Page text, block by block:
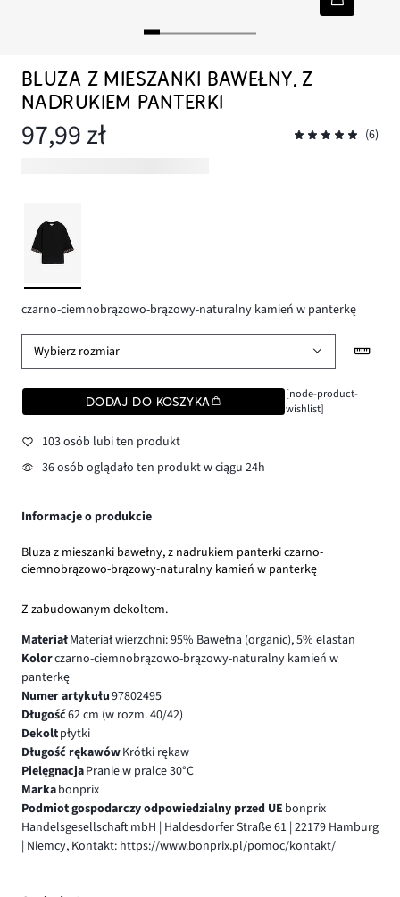
BLUZA Z MIESZANKI BAWEŁNY, Z
NADRUKIEM PANTERKI
97,99 zł (6)
czarno-ciemnobrązowo-brązowy-naturalny kamień w panterkę
Wybierz rozmiar
DODAJ DO KOSZYKA
[node-product-
wishlist]
103 osób lubi ten produkt
36 osób oglądało ten produkt w ciągu 24h
Informacje o produkcie
Bluza z mieszanki bawełny, z nadrukiem panterki czarno-
ciemnobrązowo-brązowy-naturalny kamień w panterkę
Z zabudowanym dekoltem.
MateriałMateriał wierzchni: 95% Bawełna (organic), 5% elastan
Kolorczarno-ciemnobrązowo-brązowy-naturalny kamień w
panterkę
Numer artykułu97802495
Długość62 cm (w rozm. 40/42)
Dekoltpłytki
Długość rękawówKrótki rękaw
PielęgnacjaPranie w pralce 30°C
Markabonprix
Podmiot gospodarczy odpowiedzialny przed UE bonprix
Handelsgesellschaft mbH | Haldesdorfer Straße 61 | 22179 Hamburg
| Niemcy, Kontakt: https://www.bonprix.pl/pomoc/kontakt/